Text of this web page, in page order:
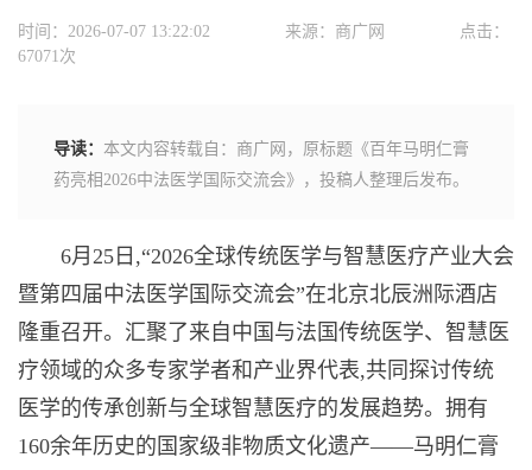
时间：2026-07-07 13:22:02 来源：商广网
点击：
67071次
导读： 本文内容转载自：商广网，原标题《百年马明仁膏
药亮相2026中法医学国际交流会》，投稿人整理后发布。
6月25日,“2026全球传统医学与智慧医疗产业大会
暨第四届中法医学国际交流会”在北京北辰洲际酒店
隆重召开。汇聚了来自中国与法国传统医学、智慧医
疗领域的众多专家学者和产业界代表,共同探讨传统
医学的传承创新与全球智慧医疗的发展趋势。拥有
160余年历史的国家级非物质文化遗产——马明仁膏